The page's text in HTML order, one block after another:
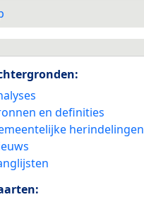
en definities
herindelingen